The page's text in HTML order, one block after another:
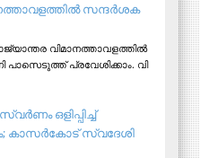
സ​ന്ദ​ർ​ശ​ക
വി​മാ​ന​ത്താ​വ​ള​ത്തി​ൽ
പാ​സെ​ടു​ത്ത് പ്ര​വേ​ശി​ക്കാം. വി​
ഒളിപ്പിച്ച്
കാസർകോട് സ്വദേശി